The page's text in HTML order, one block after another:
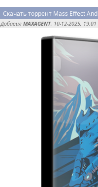
Скачать торрент Mass Effect
Добавил MAXAGENT, 10-12-2025, 19:01